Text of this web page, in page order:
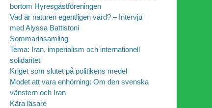
bortom Hyresgästföreningen
Vad är naturen egentligen värd? – Intervju
med Alyssa Battistoni
Sommarinsamling
Tema: Iran, imperialism och internationell
solidaritet
Kriget som slutet på politikens medel
Modet att vara enhörning: Om den svenska
vänstern och Iran
Kära läsare